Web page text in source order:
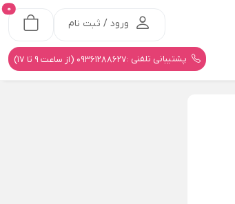
ورود / ثبت نام
0
پشتیبانی تلفنی :09361288627 (از ساعت 9 تا 17)